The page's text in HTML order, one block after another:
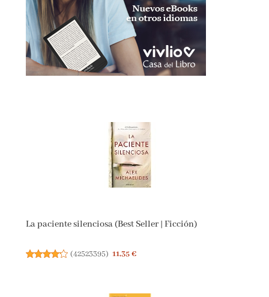
La paciente silenciosa (Best Seller | Ficción)
(42523395) 11,35 €